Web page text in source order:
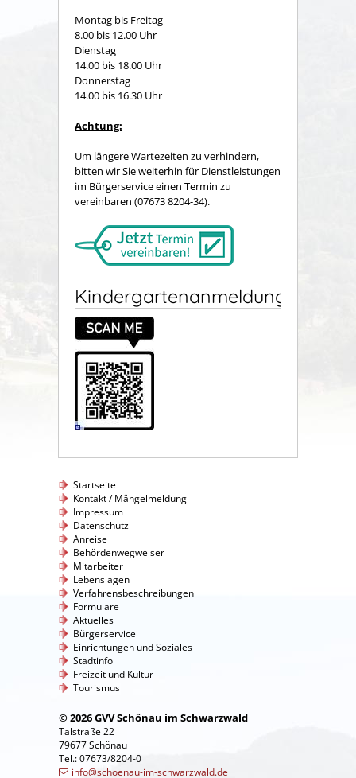
Montag bis Freitag
8.00 bis 12.00 Uhr
Dienstag
14.00 bis 18.00 Uhr
Donnerstag
14.00 bis 16.30 Uhr
Achtung:
Um längere Wartezeiten zu verhindern,
bitten wir Sie weiterhin für Dienstleistungen
im Bürgerservice einen Termin zu
vereinbaren (07673 8204-34).
Kindergartenanmeldung
Startseite
Kontakt / Mängelmeldung
Impressum
Datenschutz
Anreise
Behördenwegweiser
Mitarbeiter
Lebenslagen
Verfahrensbeschreibungen
Formulare
Aktuelles
Bürgerservice
Einrichtungen und Soziales
Stadtinfo
Freizeit und Kultur
Tourismus
© 2026 GVV Schönau im Schwarzwald
Talstraße 22
79677 Schönau
Tel.: 07673/8204-0
info@schoenau-im-schwarzwald.de